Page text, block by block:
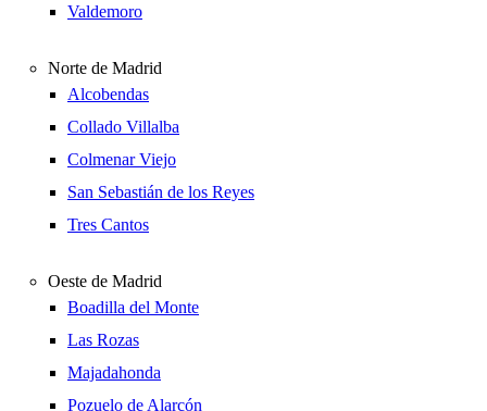
Valdemoro
Norte de Madrid
Alcobendas
Collado Villalba
Colmenar Viejo
San Sebastián de los Reyes
Tres Cantos
Oeste de Madrid
Boadilla del Monte
Las Rozas
Majadahonda
Pozuelo de Alarcón